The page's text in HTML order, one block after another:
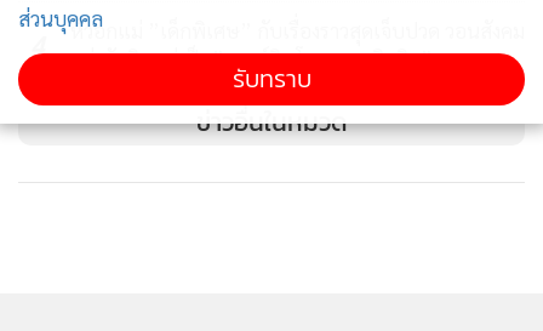
หัวอกแม่ ”เด็กพิเศษ” กับเรื่องราวสุดเจ็บปวด วอนสังคม
อย่าตัดสินแค่เป็น”ดาวน์ซินโดรม-ออทิสติก”
ข่าวอื่นในหมวด
ส่วนบุคคล
รับทราบ